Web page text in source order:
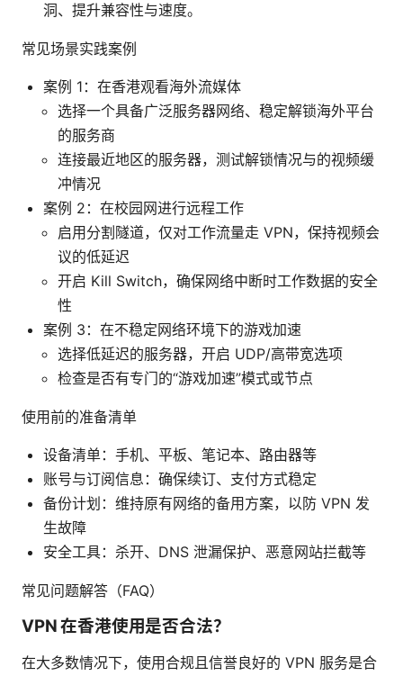
洞、提升兼容性与速度。
常见场景实践案例
案例 1：在香港观看海外流媒体
选择一个具备广泛服务器网络、稳定解锁海外平台
的服务商
连接最近地区的服务器，测试解锁情况与的视频缓
冲情况
案例 2：在校园网进行远程工作
启用分割隧道，仅对工作流量走 VPN，保持视频会
议的低延迟
开启 Kill Switch，确保网络中断时工作数据的安全
性
案例 3：在不稳定网络环境下的游戏加速
选择低延迟的服务器，开启 UDP/高带宽选项
检查是否有专门的“游戏加速”模式或节点
使用前的准备清单
设备清单：手机、平板、笔记本、路由器等
账号与订阅信息：确保续订、支付方式稳定
备份计划：维持原有网络的备用方案，以防 VPN 发
生故障
安全工具：杀开、DNS 泄漏保护、恶意网站拦截等
常见问题解答（FAQ）
VPN 在香港使用是否合法？
在大多数情况下，使用合规且信誉良好的 VPN 服务是合